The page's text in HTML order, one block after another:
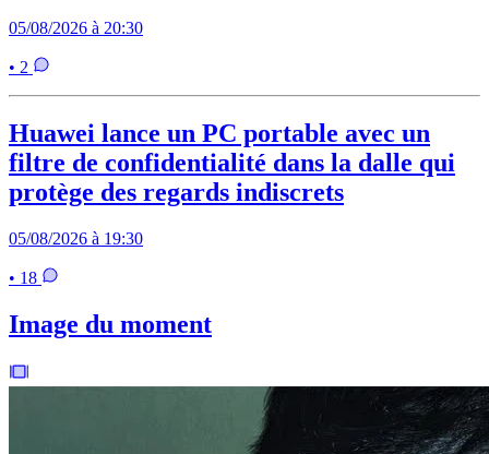
05/08/2026 à 20:30
• 2
Huawei lance un PC portable avec un
filtre de confidentialité dans la dalle qui
protège des regards indiscrets
05/08/2026 à 19:30
• 18
Image du moment